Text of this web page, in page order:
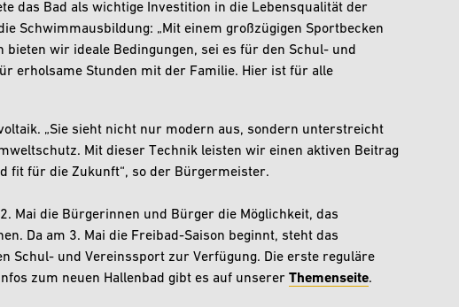
das Bad als wichtige Investition in die Lebensqualität der
Schwimmausbildung: „Mit einem großzügigen Sportbecken
wir ideale Bedingungen, sei es für den Schul- und
erholsame Stunden mit der Familie. Hier ist für alle
„Sie sieht nicht nur modern aus, sondern unterstreicht
Mit dieser Technik leisten wir einen aktiven Beitrag
fit für die Zukunft“, so der Bürgermeister.
Mai die Bürgerinnen und Bürger die Möglichkeit, das
Da am 3. Mai die Freibad-Saison beginnt, steht das
Schul- und Vereinssport zur Verfügung. Die erste reguläre
zum neuen Hallenbad gibt es auf unsererThemenseite.